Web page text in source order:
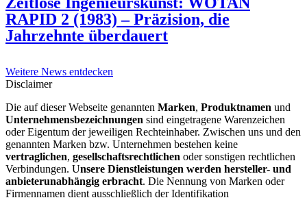
RAPID 2 (1983) – Präzision, die
Jahrzehnte überdauert
Weitere News entdecken
Disclaimer
Die auf dieser Webseite genannten Marken, Produktnamen und
Unternehmensbezeichnungen sind eingetragene Warenzeichen
oder Eigentum der jeweiligen Rechteinhaber. Zwischen uns und den
genannten Marken bzw. Unternehmen bestehen keine
vertraglichen, gesellschaftsrechtlichen oder sonstigen rechtlichen
Verbindungen. Unsere Dienstleistungen werden hersteller- und
anbieterunabhängig erbracht. Die Nennung von Marken oder
Firmennamen dient ausschließlich der Identifikation